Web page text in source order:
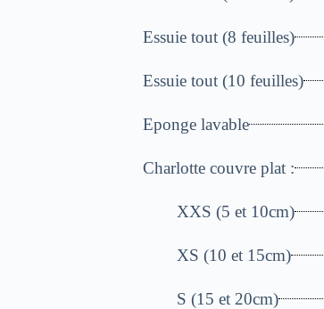
Essuie tout (8 feuilles)
Essuie tout (10 feuilles)
Eponge lavable
Charlotte couvre plat :
XXS (5 et 10cm)
XS (10 et 15cm)
S (15 et 20cm)